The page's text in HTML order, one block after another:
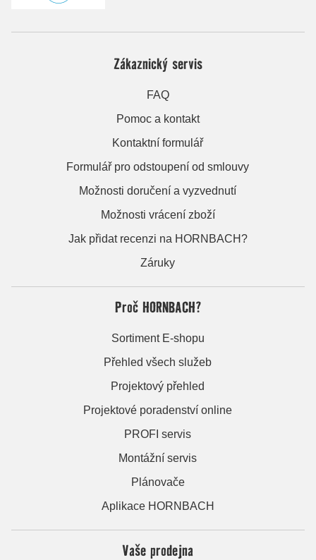
Zákaznický servis
FAQ
Pomoc a kontakt
Kontaktní formulář
Formulář pro odstoupení od smlouvy
Možnosti doručení a vyzvednutí
Možnosti vrácení zboží
Jak přidat recenzi na HORNBACH?
Záruky
Proč HORNBACH?
Sortiment E-shopu
Přehled všech služeb
Projektový přehled
Projektové poradenství online
PROFI servis
Montážní servis
Plánovače
Aplikace HORNBACH
Vaše prodejna